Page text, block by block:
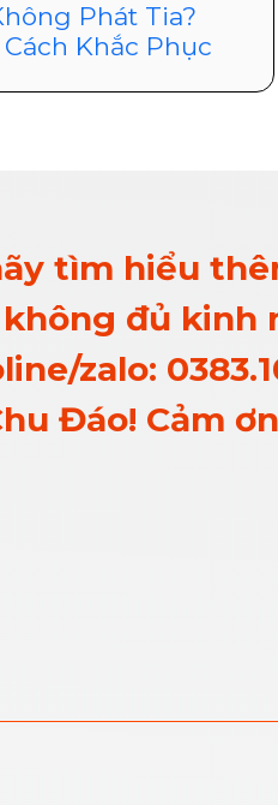
Phát Tia?
Khắc Phục
tìm hiểu
đủ
zalo:
Đáo! Cảm ơn